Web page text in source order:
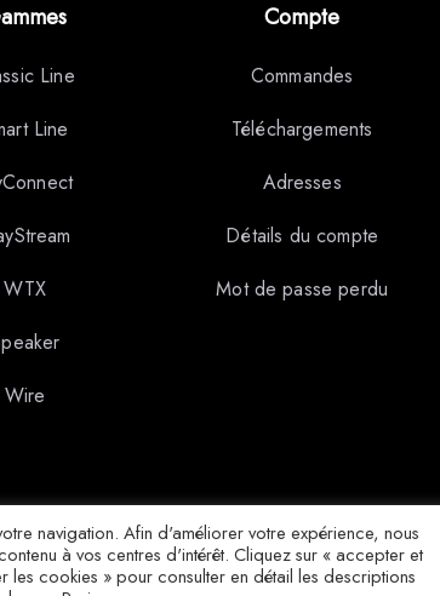
Line
Line
WTX
Wire
Compte
Commandes
Téléchargements
Adresses
Détails du compte
Mot de passe perdu
Advance Paris. Tous droits réservés. 2025
navigation. Afin d'améliorer votre expérience, nous
à vos centres d'intérêt. Cliquez sur « accepter et
cookies » pour consulter en détail les descriptions